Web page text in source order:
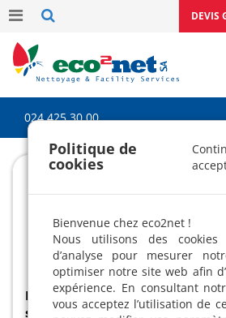
DEVIS
024 425 30 00
Passez au nettoyage écologique
surcoût avec ecoNettoyage !
Politique de
cookies
Bienvenue chez eco2net !
Nous utilisons des
d’analyse pour mesurer
optimiser notre site web afin
expérience. En consultant
vous acceptez l’utilisation de